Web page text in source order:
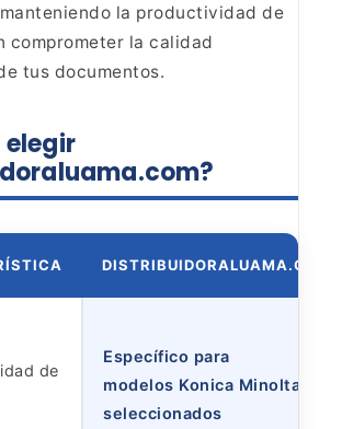
la productividad de
comprometer la calidad
tus documentos.
DISTRIBUIDORALUAMA.COM
de
Específico para
modelos Konica Minolta
seleccionados